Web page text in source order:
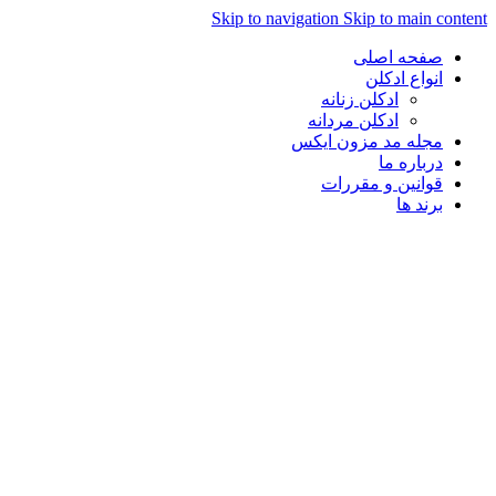
Skip to navigation Skip to main content
صفحه اصلی
انواع ادکلن
ادکلن زنانه
ادکلن مردانه
مجله مد مزون ایکس
درباره ما
قوانین و مقررات
برند ها